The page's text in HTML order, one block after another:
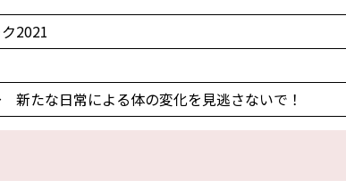
2021
たな日常による体の変化を見逃さないで！